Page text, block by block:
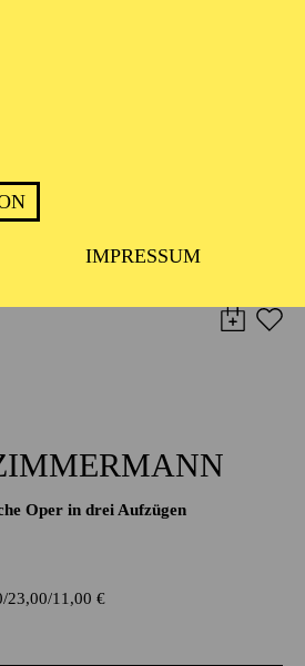
IMPRESSUM
Ludwig van Beethoven
Köln
Oper in drei Aufzügen
23,00 11,00 €